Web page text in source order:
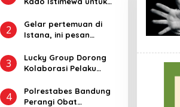
Yatim dan Bangun
Rumah untuk Lansia
2
Gelar pertemuan di
Istana, ini pesan
Untuk Kadin Jawa
Barat
3
Lucky Group Dorong
Kolaborasi Pelaku
Perkuat Wisata Jawa
Barat
4
Polrestabes Bandung
Perangi Obat